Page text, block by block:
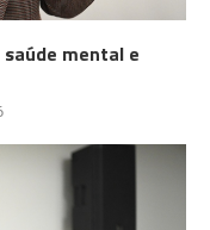
saúde mental e